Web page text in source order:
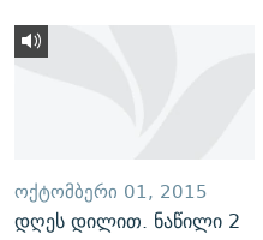
ᲝᲥᲢᲝᲛᲑᲔᲠᲘ 01, 2015
დღეს დილით. ნაწილი 2